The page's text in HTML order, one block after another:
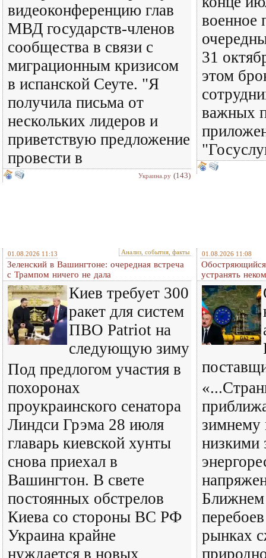
видеоконференцию глав
МВД государств-членов
сообщества в связи с
миграционным кризисом
в испанской Сеуте. "Я
получила письма от
нескольких лидеров и
приветствую предложение
провести в
Украина.ру (143)
военное
31
этом
важных
01.08.2026 11:13 Анализ, события, факты
Зеленский в Вашингтоне: очередная встреча
c Трампом ничего не дала
Киев требует 300
ракет для систем
ПВО Patriot на
следующую зиму
Под предлогом участия в
похоронах
проукраинского сенатора
Линдси Грэма 28 июля
главарь киевской хунты
снова приехал в
Вашингтон. В свете
постоянных обстрелов
Киева со стороны ВС РФ
Украина крайне
нуждается в новых
01.08.2026 11:08
устранять
зимнему
низкими
Ближнем
рынках